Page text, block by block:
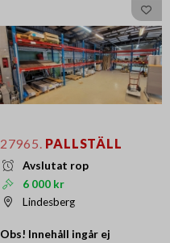
27965. PALLSTÄLL
Avslutat rop
6 000 kr
Lindesberg
Obs! Innehåll ingår ej